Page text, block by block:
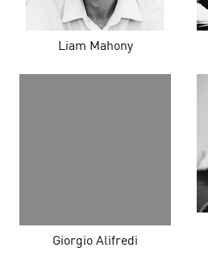
Liam Mahony
Giorgio Alifredi